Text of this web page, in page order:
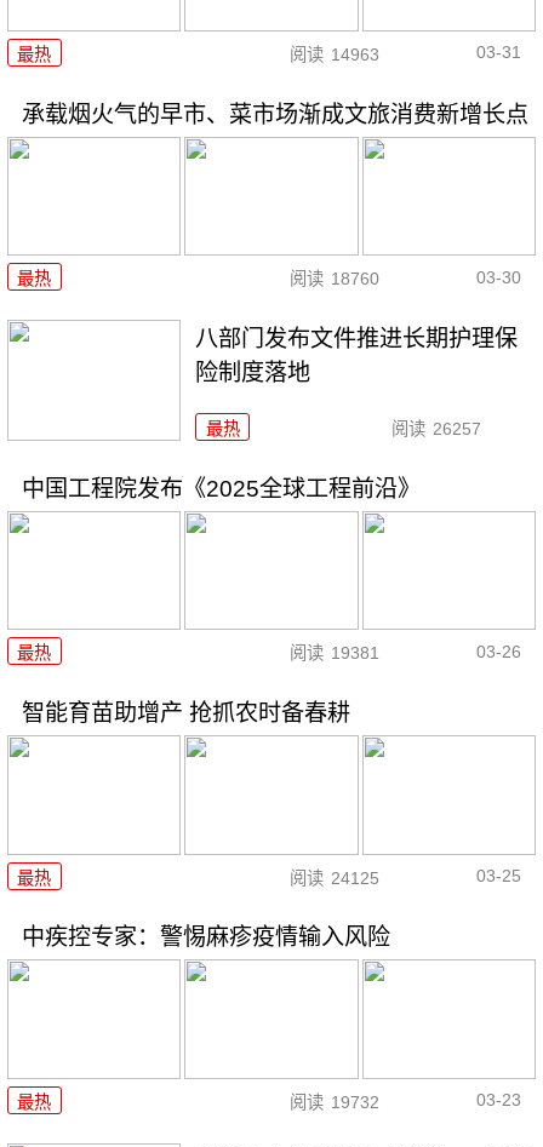
最热 阅读 14963 03-31
承载烟火气的早市、菜市场渐成文旅消费新增长点
最热 阅读 18760 03-30
八部门发布文件推进长期护理保
险制度落地
最热 阅读 26257
中国工程院发布《2025全球工程前沿》
最热 阅读 19381 03-26
智能育苗助增产 抢抓农时备春耕
最热 阅读 24125 03-25
中疾控专家：警惕麻疹疫情输入风险
最热 阅读 19732 03-23